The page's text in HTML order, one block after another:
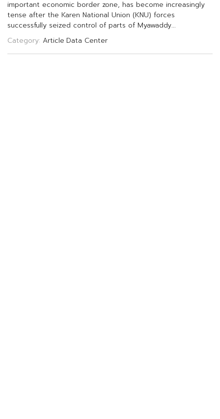
important economic border zone, has become increasingly
tense after the Karen National Union (KNU) forces
successfully seized control of parts of Myawaddy...
Category: Article Data Center